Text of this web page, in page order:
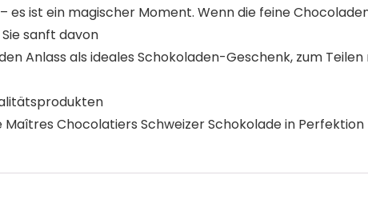
es ist ein magischer Moment. Wenn die feine
sanft davon
Anlass als ideales Schokoladen-Geschenk, zum
Chocolatiers Schweizer Schokolade in Perfektion